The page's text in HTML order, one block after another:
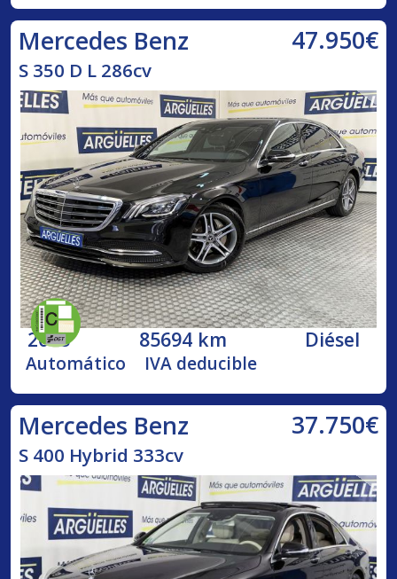
Mercedes Benz 47.950€
S 350 D L 286cv
2018 85694 km Diésel
Automático IVA deducible
Mercedes Benz 37.750€
S 400 Hybrid 333cv